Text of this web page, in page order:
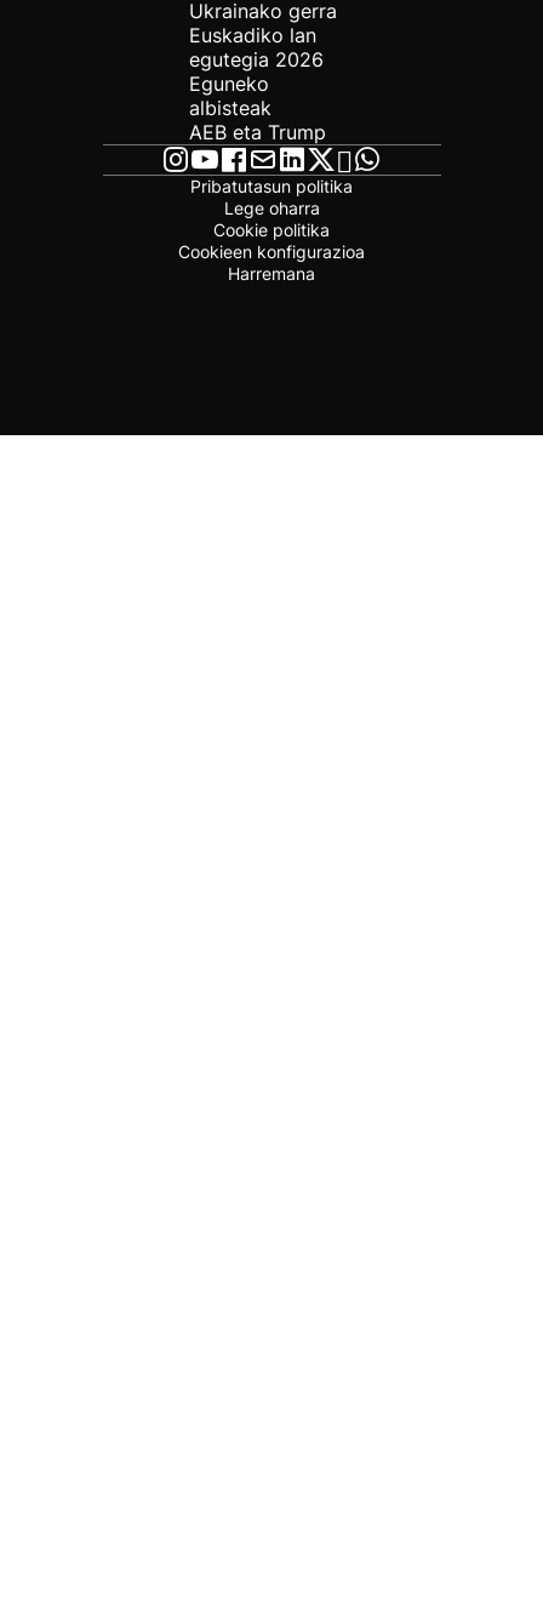
Ukrainako gerra
Euskadiko lan
egutegia 2026
Eguneko
albisteak
AEB eta Trump
Pribatutasun politika
Lege oharra
Cookie politika
Cookieen konfigurazioa
Harremana